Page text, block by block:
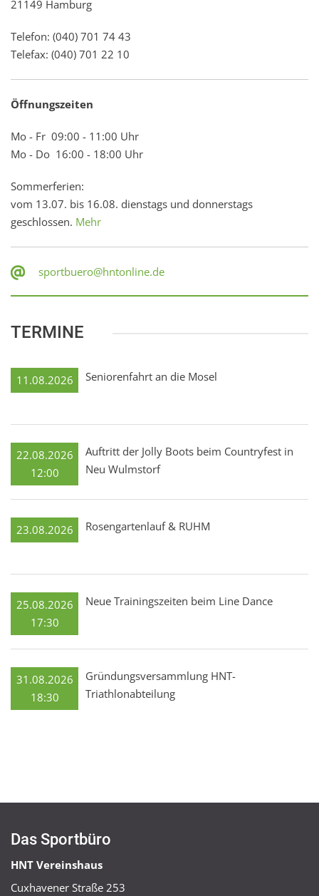
21149 Hamburg
Telefon: (040) 701 74 43
Telefax: (040) 701 22 10
Öffnungszeiten
Mo - Fr 09:00 - 11:00 Uhr
Mo - Do 16:00 - 18:00 Uhr
Sommerferien:
vom 13.07. bis 16.08. dienstags und donnerstags
geschlossen. Mehr
sportbuero@hntonline.de
TERMINE
11.08.2026 Seniorenfahrt an die Mosel
22.08.2026
12:00
Auftritt der Jolly Boots beim Countryfest in
Neu Wulmstorf
23.08.2026 Rosengartenlauf & RUHM
25.08.2026
17:30
Neue Trainingszeiten beim Line Dance
31.08.2026
18:30
Gründungsversammlung HNT-
Triathlonabteilung
Das Sportbüro
HNT Vereinshaus
Cuxhavener Straße 253